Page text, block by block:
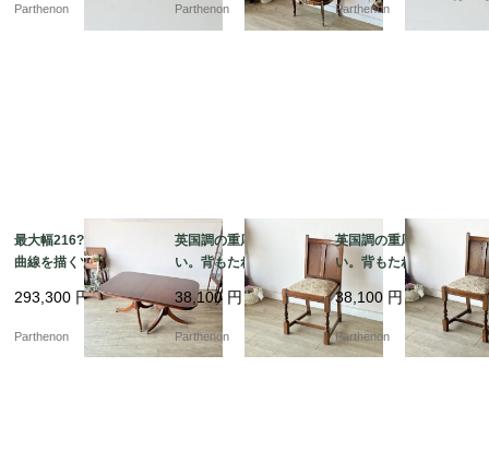
Parthenon Parthenon
【ls216-4】
Parthenon
最大幅216?p！優美な
曲線を描くツインペデ
スタル脚とオーバル型
の伸長式ダイニングテ
ーブル【t327】
293,300 円
Parthenon
英国調の重厚な佇ま
い。背もたれの彫刻が
美しいオーク材ダイニ
ングチェア【2230】
38,100 円
Parthenon
英国調の重厚な佇ま
い。背もたれの彫刻が
美しいオーク材ダイニ
ングチェア【2229】
38,100 円
Parthenon